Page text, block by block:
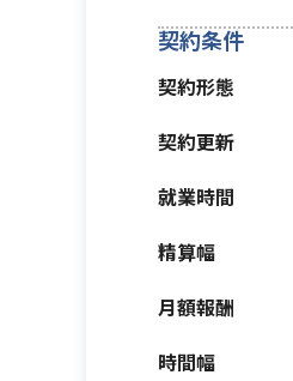
契約条件
契約形態
契約更新
就業時間
精算幅
月額報酬
時間幅